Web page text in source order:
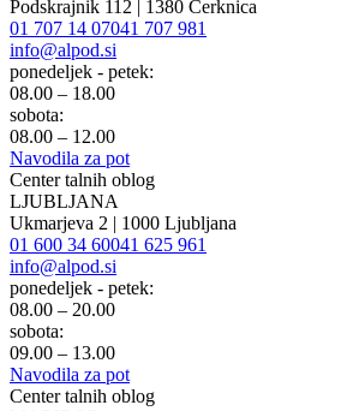
Podskrajnik 112 | 1380 Cerknica
01 707 14 07041 707 981
info@alpod.si
ponedeljek - petek:
08.00 – 18.00
sobota:
08.00 – 12.00
Navodila za pot
Center talnih oblog
LJUBLJANA
Ukmarjeva 2 | 1000 Ljubljana
01 600 34 60041 625 961
info@alpod.si
ponedeljek - petek:
08.00 – 20.00
sobota:
09.00 – 13.00
Navodila za pot
Center talnih oblog